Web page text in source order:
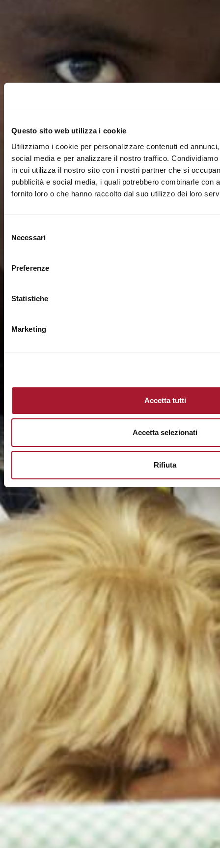
Questo sito web utilizza i cookie
Utilizziamo i cookie per personalizzare contenuti ed
social media e per analizzare il nostro traffico.
in cui utilizza il nostro sito con i nostri partner che si
pubblicità e social media, i quali potrebbero combinarle con
fornito loro o che hanno raccolto dal suo utilizzo dei loro
delNecessari
Preferenze
Statistiche
Marketing
Accetta tutti
Accetta selezionati
Rifiuta